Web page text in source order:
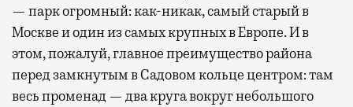
— парк огромный: как-никак, самый старый в
Москве и один из самых крупных в Европе. И в
этом, пожалуй, главное преимущество района
перед замкнутым в Садовом кольце центром: там
весь променад — два круга вокруг небольшого